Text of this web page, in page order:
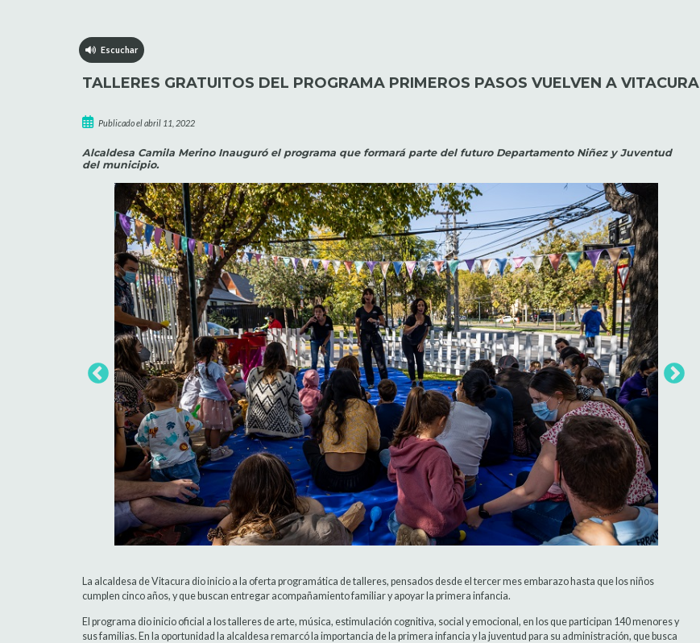
Escuchar
TALLERES GRATUITOS DEL PROGRAMA PRIMEROS PASOS VUELVEN A VITACURA
Publicado el abril 11, 2022
Alcaldesa Camila Merino Inauguró el programa que formará parte del futuro Departamento Niñez y Juventud
del municipio.
La alcaldesa de Vitacura dio inicio a la oferta programática de talleres, pensados desde el tercer mes embarazo hasta que los niños
cumplen cinco años, y que buscan entregar acompañamiento familiar y apoyar la primera infancia.
El programa dio inicio oficial a los talleres de arte, música, estimulación cognitiva, social y emocional, en los que participan 140 menores y
sus familias. En la oportunidad la alcaldesa remarcó la importancia de la primera infancia y la juventud para su administración, que busca